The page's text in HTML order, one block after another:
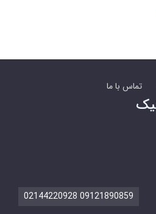
تماس با ما
09121890859 02144220928